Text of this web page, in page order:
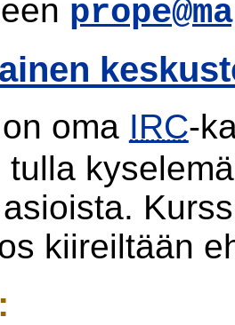
oma IRC-
tulla
kiireiltään